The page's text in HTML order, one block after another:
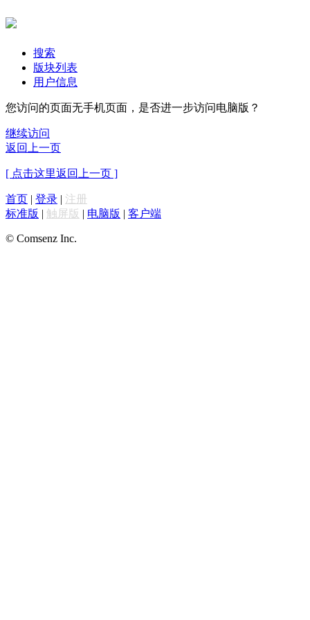
搜索
版块列表
用户信息
您访问的页面无手机页面，是否进一步访问电脑版？
继续访问
返回上一页
[ 点击这里返回上一页 ]
首页 | 登录 | 注册
标准版 | 触屏版 | 电脑版 | 客户端
© Comsenz Inc.